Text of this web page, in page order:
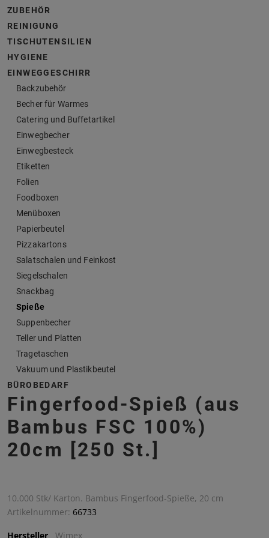
ZUBEHÖR
REINIGUNG
TISCHUTENSILIEN
HYGIENE
EINWEGGESCHIRR
Backzubehör
Becher für Warmes
Catering und Buffetartikel
Einwegbecher
Einwegbesteck
Etiketten
Folien
Foodboxen
Menüboxen
Papierbeutel
Pizzakartons
Salatschalen und Feinkost
Siegelschalen
Snackbag
Spieße
Suppenbecher
Teller und Platten
Tragetaschen
Vakuum und Plastikbeutel
BÜROBEDARF
Fingerfood-Spieß (aus
Bambus FSC 100%)
20cm [250 St.]
10.000 Stk/ Karton. Bambus Fingerfood-Spieße, 20 cm
Artikelnummer: 66733
Hersteller Wimex